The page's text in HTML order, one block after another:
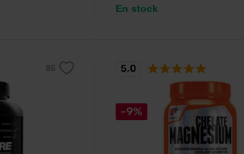
En stock
-9%
5,0